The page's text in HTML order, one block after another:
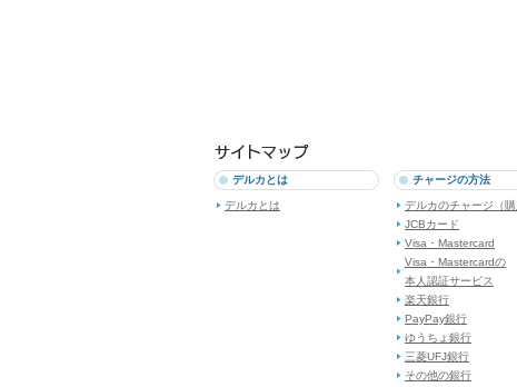
デルカとは
デルカとは
チャージの方法
デルカのチャージ（
JCBカード
Visa・Mastercard
Visa・Mastercardの
本人認証サービス
楽天銀行
PayPay銀行
ゆうちょ銀行
三菱UFJ銀行
その他の銀行